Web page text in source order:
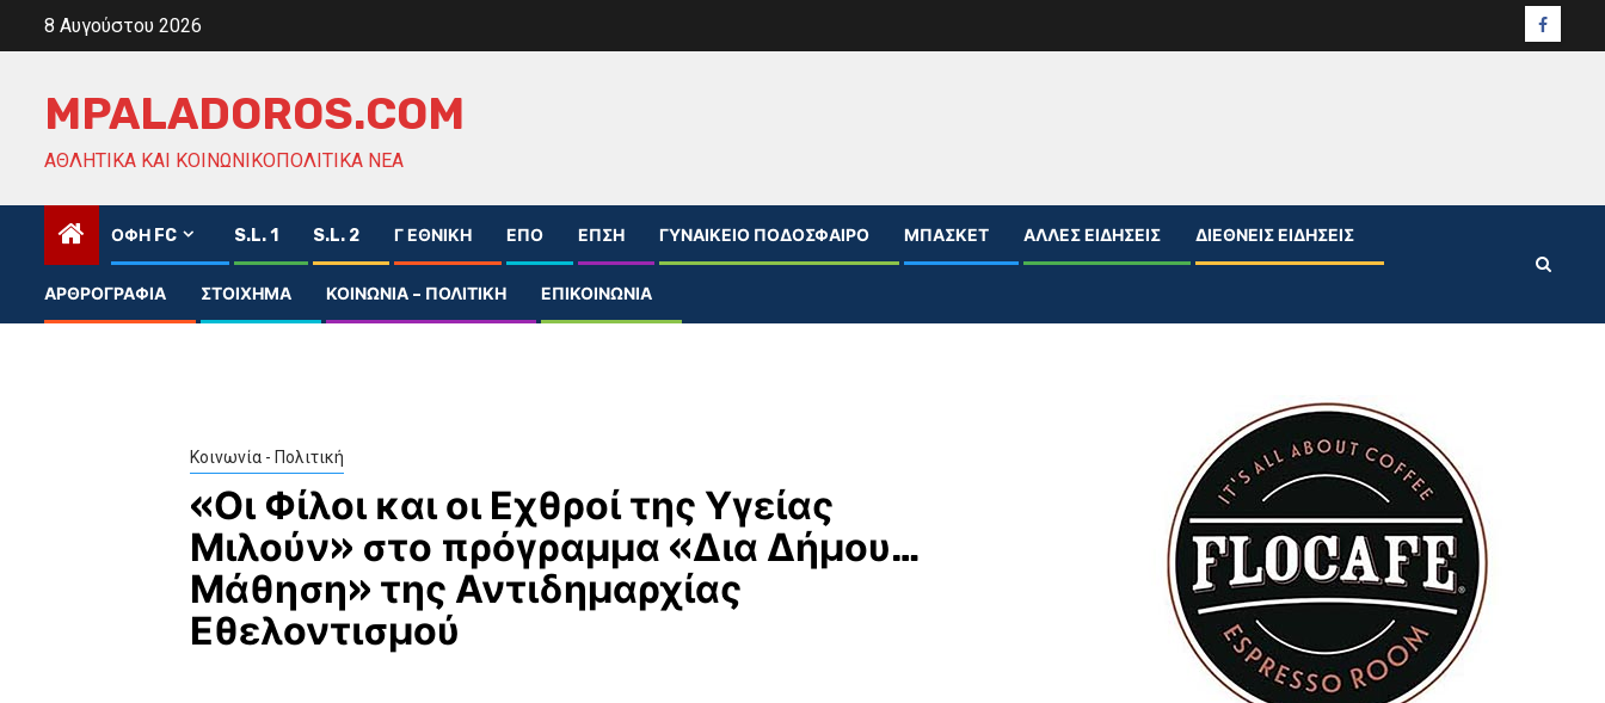
8 Αυγούστου 2026
MPALADOROS.COM
ΑΘΛΗΤΙΚΆ ΚΑΙ ΚΟΙΝΩΝΙΚΟΠΟΛΙΤΙΚΆ ΝΈΑ
ΟΦΗ FC S.L. 1 S.L. 2 Γ ΕΘΝΙΚΉ ΕΠΟ ΕΠΣΗ ΓΥΝΑΙΚΕΊΟ ΠΟΔΌΣΦΑΙΡΟ ΜΠΆΣΚΕΤ ΆΛΛΕΣ ΕΙΔΉΣΕΙΣ ΔΙΕΘΝΕΊΣ ΕΙΔΉΣΕΙΣ
ΑΡΘΡΟΓΡΑΦΊΑ ΣΤΟΊΧΗΜΑ ΚΟΙΝΩΝΊΑ – ΠΟΛΙΤΙΚΉ ΕΠΙΚΟΙΝΩΝΊΑ
Κοινωνία - Πολιτική
«Οι Φίλοι και οι Εχθροί της Υγείας
Μιλούν» στο πρόγραμμα «Δια Δήμου…
Μάθηση» της Αντιδημαρχίας
Εθελοντισμού